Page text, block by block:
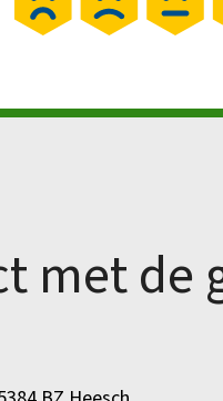
met de